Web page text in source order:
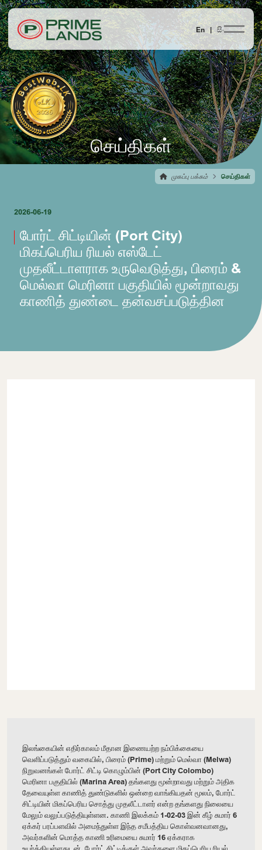
En |සිං
செய்திகள்
முகப்பு பக்கம் செய்திகள்
2026-06-19
போர்ட் சிட்டியின் (Port City)
மிகப்பெரிய ரியல் எஸ்டேட்
முதலீட்டாளராக உருவெடுத்து, பிரைம் &
மெல்வா மெரினா பகுதியில் மூன்றாவது
காணித் துண்டை தன்வசப்படுத்தின
இலங்கையின் எதிர்காலம் மீதான இணையற்ற நம்பிக்கையை
வெளிப்படுத்தும் வகையில், பிரைம் (Prime) மற்றும் மெல்வா (Melwa)
நிறுவனங்கள் போர்ட் சிட்டி கொழும்பின் (Port City Colombo)
மெரினா பகுதியில் (Marina Area) தங்களது மூன்றாவது மற்றும் அதிக
தேவையுள்ள காணித் துண்டுகளில் ஒன்றை வாங்கியதன் மூலம், போர்ட்
சிட்டியின் மிகப்பெரிய சொத்து முதலீட்டாளர் என்ற தங்களது நிலையை
மேலும் வலுப்படுத்தியுள்ளன. காணி இலக்கம் 1-02-03 இன் கீழ் சுமார் 6
ஏக்கர் பரப்பளவில் அமைந்துள்ள இந்த சமீபத்திய கொள்வனவானது,
அவர்களின் மொத்த காணி உரிமையை சுமார் 16 ஏக்கராக